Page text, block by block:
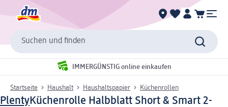
Suchen und finden
IMMERGÜNSTIG online einkaufen
Startseite Haushalt Haushaltspapier Küchenrollen
PlentyKüchenrolle Halbblatt Short & Smart 2-